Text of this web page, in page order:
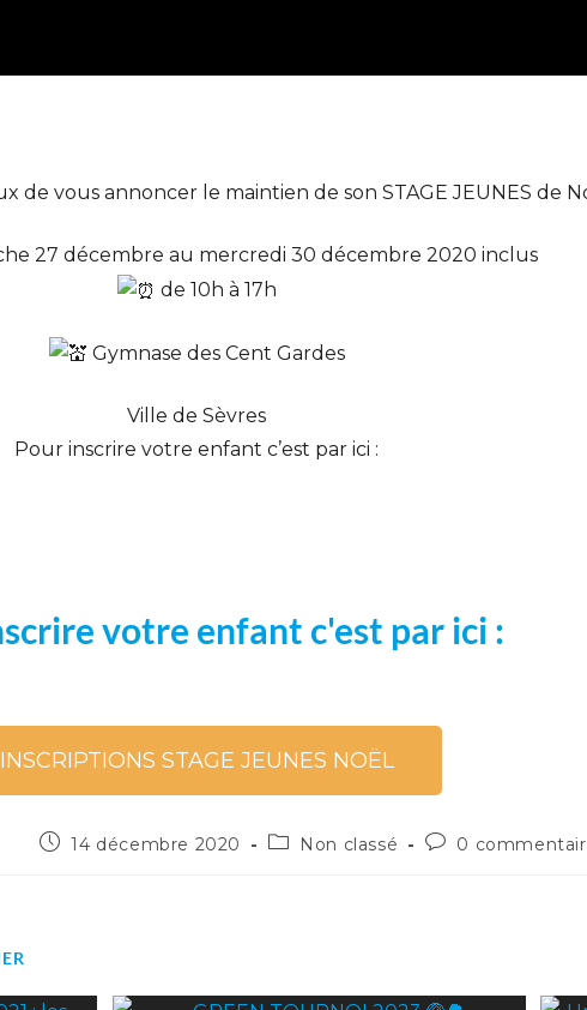
de vous annoncer le maintien de son STAGE JEUNES de
27 décembre au mercredi 30 décembre 2020 inclus
de 10h à 17h
Gymnase des Cent Gardes
Ville de Sèvres
Pour inscrire votre enfant c’est par ici :
votre enfant c'est par ici :
INSCRIPTIONS STAGE JEUNES NOËL
14 décembre 2020 Non classé 0